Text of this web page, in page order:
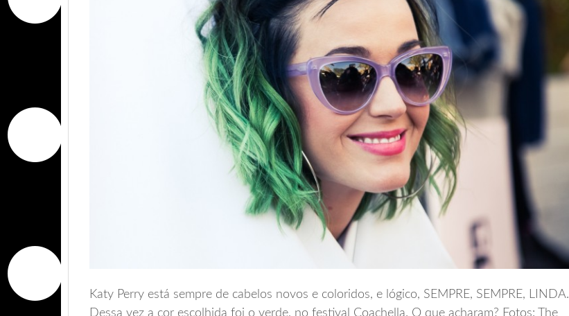
Katy Perry está sempre de cabelos novos e coloridos, e lógico, SEMPRE, SEMPRE, LINDA.
Dessa vez a cor escolhida foi o verde, no festival Coachella. O que acharam? Fotos: The